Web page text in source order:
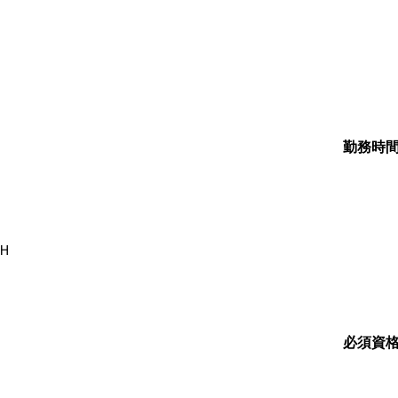
勤務時
必須資